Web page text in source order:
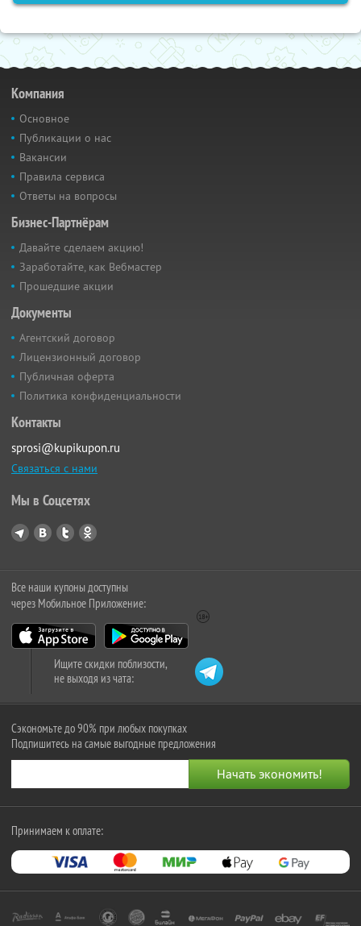
Компания
Основное
Публикации о нас
Вакансии
Правила сервиса
Ответы на вопросы
Бизнес-Партнёрам
Давайте сделаем акцию!
Заработайте, как Вебмастер
Прошедшие акции
Документы
Агентский договор
Лицензионный договор
Публичная оферта
Политика конфиденциальности
Контакты
sprosi@kupikupon.ru
Связаться с нами
Мы в Соцсетях
Все наши купоны доступны
через Мобильное Приложение:
Ищите скидки поблизости,
не выходя из чата:
Сэкономьте до 90% при любых покупках
Подпишитесь на самые выгодные предложения
Принимаем к оплате: